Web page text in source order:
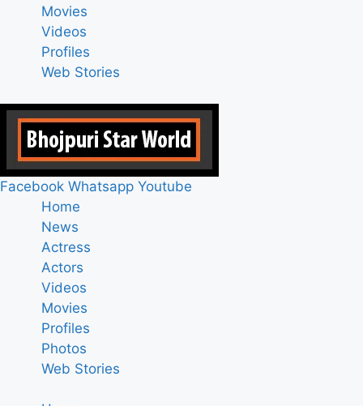
Movies
Videos
Profiles
Web Stories
Facebook Whatsapp Youtube
Home
News
Actress
Actors
Videos
Movies
Profiles
Photos
Web Stories